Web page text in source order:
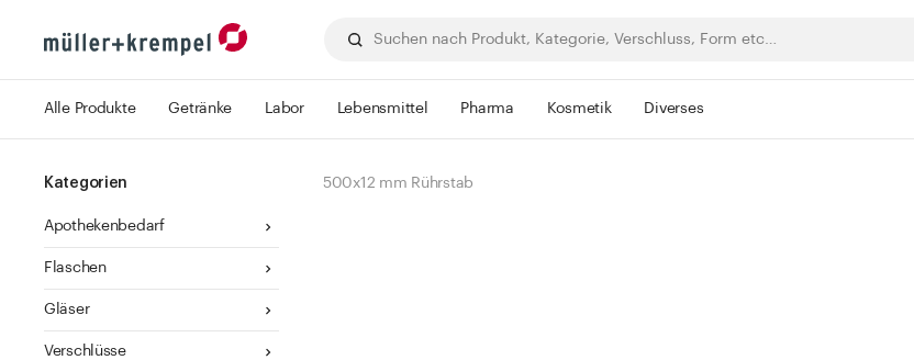
Alle Produkte Getränke Labor Lebensmittel Pharma Kosmetik Diverses
Kategorien
Apothekenbedarf
Flaschen
Gläser
Verschlüsse
500x12 mm Rührstab